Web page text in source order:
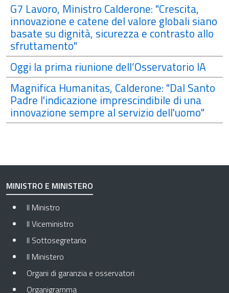
G7 Lavoro, Ministro Calderone: "Crescita,
innovazione e catene del valore globali siano
basate su dignità, sicurezza e contrasto allo
sfruttamento"
Oggi la prima riunione dell’Osservatorio IA
Magnifica Humanitas, Calderone: "Dal Santo
Padre l'indicazione imprescindibile di una
innovazione sempre al servizio dell'uomo"
MINISTRO E MINISTERO
Il Ministro
Il Viceministro
Il Sottosegretario
Il Ministero
Organi di garanzia e osservatori
Organigramma